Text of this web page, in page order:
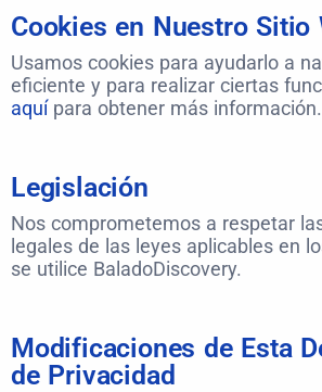
Cookies en Nuestro Sitio
Usamos cookies para ayudarlo a
eficiente y para realizar ciertas
aquípara obtener más información.
Legislación
Nos comprometemos a respetar
legales de las leyes aplicables en
se utilice BaladoDiscovery.
Modificaciones de Esta
de Privacidad